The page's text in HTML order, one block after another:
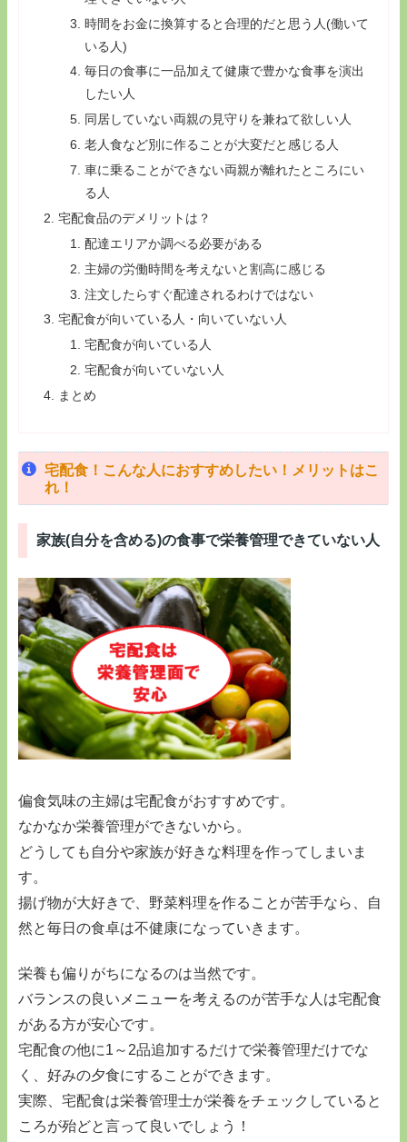
時間をお金に換算すると合理的だと思う人(働いて
いる人)
毎日の食事に一品加えて健康で豊かな食事を演出
したい人
同居していない両親の見守りを兼ねて欲しい人
老人食など別に作ることが大変だと感じる人
車に乗ることができない両親が離れたところにい
る人
宅配食品のデメリットは？
配達エリアか調べる必要がある
主婦の労働時間を考えないと割高に感じる
注文したらすぐ配達されるわけではない
宅配食が向いている人・向いていない人
宅配食が向いている人
宅配食が向いていない人
まとめ
宅配食！こんな人におすすめしたい！メリットはこ
れ！
家族(自分を含める)の食事で栄養管理できていない人
偏食気味の主婦は宅配食がおすすめです。
なかなか栄養管理ができないから。
どうしても自分や家族が好きな料理を作ってしまいま
す。
揚げ物が大好きで、野菜料理を作ることが苦手なら、自
然と毎日の食卓は不健康になっていきます。
栄養も偏りがちになるのは当然です。
バランスの良いメニューを考えるのが苦手な人は宅配食
がある方が安心です。
宅配食の他に1～2品追加するだけで栄養管理だけでな
く、好みの夕食にすることができます。
実際、宅配食は栄養管理士が栄養をチェックしていると
ころが殆どと言って良いでしょう！